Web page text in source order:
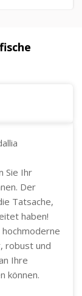
Sie Ihr
Der
Tatsache,
haben!
robust und
Ihre
können.